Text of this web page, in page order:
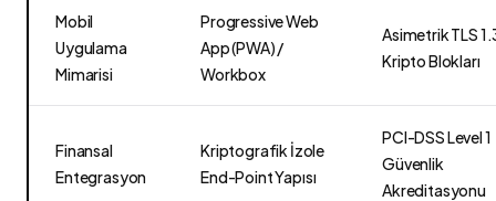
Mobil
Uygulama
Mimarisi
Progressive Web
App (PWA) /
Workbox
Asimetrik TLS
Kripto Blokları
Finansal
Entegrasyon
Kriptografik İzole
End-Point Yapısı
PCI-DSS Level 1
Güvenlik
Akreditasyonu